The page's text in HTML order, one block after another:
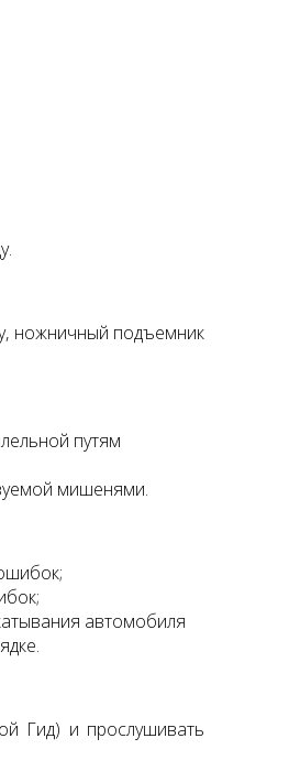
ножничный подъемник
путям
мишенями.
автомобиля
Гид) и прослушивать